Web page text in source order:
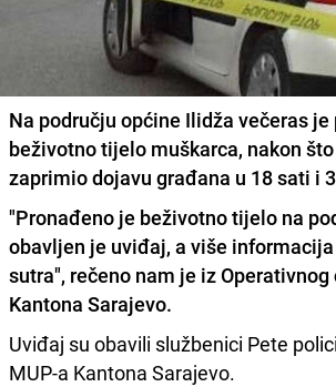
Na području općine Ilidža večeras
beživotno tijelo muškarca, nakon
zaprimio dojavu građana u 18 sati i
"Pronađeno je beživotno tijelo na
obavljen je uviđaj, a više
sutra", rečeno nam je iz
Kantona Sarajevo.
Uviđaj su obavili službenici Pete
MUP-a Kantona Sarajevo.